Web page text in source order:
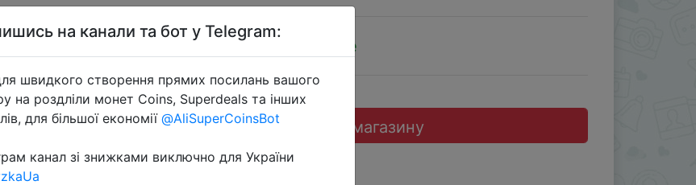
Sale
Перейти до магазину
на канали та бот у Telegram:
швидкого створення прямих посилань вашого
на роздліли монет Coins, Superdeals та інших
для більшої економії @AliSuperCoinsBot
канал зі знижками виключно для України